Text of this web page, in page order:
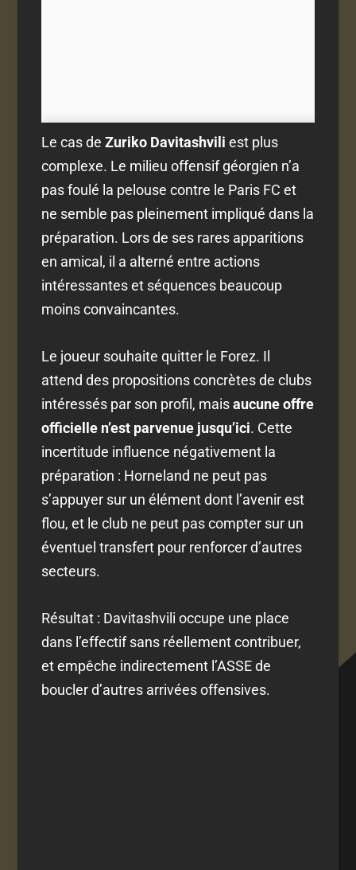
Le cas deZuriko Davitashvili est plus
complexe. Le milieu offensif géorgien n’a
pas foulé la pelouse contre le Paris FC et
ne semble pas pleinement impliqué dans la
préparation. Lors de ses rares apparitions
en amical, il a alterné entre actions
intéressantes et séquences beaucoup
moins convaincantes.
Le joueur souhaite quitter le Forez. Il
attend des propositions concrètes de clubs
intéressés par son profil, maisaucune offre
officielle n’est parvenue jusqu’ici. Cette
incertitude influence négativement la
préparation : Horneland ne peut pas
s’appuyer sur un élément dont l’avenir est
flou, et le club ne peut pas compter sur un
éventuel transfert pour renforcer d’autres
secteurs.
Résultat : Davitashvili occupe une place
dans l’effectif sans réellement contribuer,
et empêche indirectement l’ASSE de
boucler d’autres arrivées offensives.